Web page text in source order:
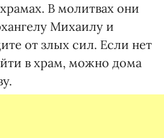
В молитвах они
Михаилу и
от злых сил. Если нет
в храм, можно дома